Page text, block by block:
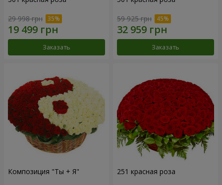
29 998 грн
Заказать
59 925 грн
Заказать
Композиция "Ты + Я" 251 красная роза